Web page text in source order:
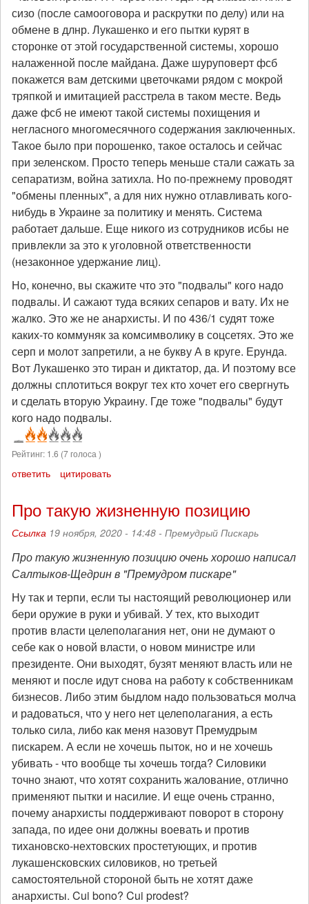
сизо (после самооговора и раскрутки по делу) или на
обмене в длнр. Лукашенко и его пытки курят в
сторонке от этой государственной системы, хорошо
налаженной после майдана. Даже шуруповерт фсб
покажется вам детскими цветочками рядом с мокрой
тряпкой и имитацией расстрела в таком месте. Ведь
даже фсб не имеют такой системы похищения и
негласного многомесячного содержания заключенных.
Такое было при порошенко, такое осталось и сейчас
при зеленском. Просто теперь меньше стали сажать за
сепаратизм, война затихла. Но по-прежнему проводят
"обмены пленных", а для них нужно отлавливать кого-
нибудь в Украине за политику и менять. Система
работает дальше. Еще никого из сотрудников исбы не
привлекли за это к уголовной ответственности
(незаконное удержание лиц).
Но, конечно, вы скажите что это "подвалы" кого надо
подвалы. И сажают туда всяких сепаров и вату. Их не
жалко. Это же не анархисты. И по 436/1 судят тоже
каких-то коммуняк за комсимволику в соцсетях. Это же
серп и молот запретили, а не букву А в круге. Ерунда.
Вот Лукашенко это тиран и диктатор, да. И поэтому все
должны сплотиться вокруг тех кто хочет его свергнуть
и сделать вторую Украину. Где тоже "подвалы" будут
кого надо подвалы.
Рейтинг: 1.6 (7голоса )
ответить цитировать
Про такую жизненную позицию
Ссылка 19 ноября, 2020 - 14:48 - Премудрый Пискарь
Про такую жизненную позицию очень хорошо написал
Салтыков-Щедрин в "Премудром пискаре"
Ну так и терпи, если ты настоящий революционер или
бери оружие в руки и убивай. У тех, кто выходит
против власти целеполагания нет, они не думают о
себе как о новой власти, о новом министре или
президенте. Они выходят, бузят меняют власть или не
меняют и после идут снова на работу к собственникам
бизнесов. Либо этим быдлом надо пользоваться молча
и радоваться, что у него нет целеполагания, а есть
только сила, либо как меня назовут Премудрым
пискарем. А если не хочешь пыток, но и не хочешь
убивать - что вообще ты хочешь тогда? Силовики
точно знают, что хотят сохранить жалование, отлично
применяют пытки и насилие. И еще очень странно,
почему анархисты поддерживают поворот в сторону
запада, по идее они должны воевать и против
тихановско-нехтовских простетующих, и против
лукашенсковских силовиков, но третьей
самостоятельной стороной быть не хотят даже
анархисты. Cui bono? Cui prodest?